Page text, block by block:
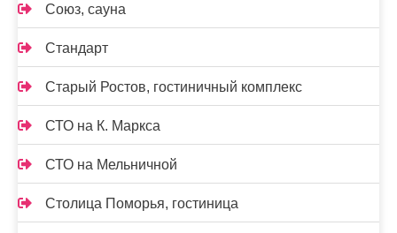
Союз, сауна
Стандарт
Старый Ростов, гостиничный комплекс
СТО на К. Маркса
СТО на Мельничной
Столица Поморья, гостиница